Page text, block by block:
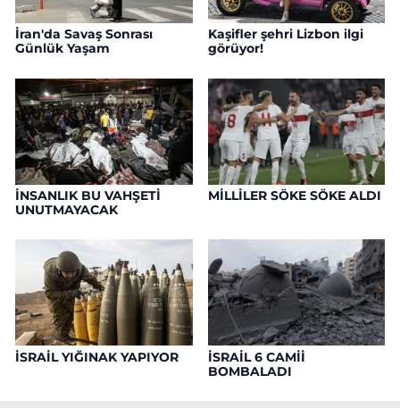
İran'da Savaş Sonrası
Günlük Yaşam
Kaşifler şehri Lizbon ilgi
görüyor!
İNSANLIK BU VAHŞETİ
UNUTMAYACAK
MİLLİLER SÖKE SÖKE ALDI
İSRAİL YIĞINAK YAPIYOR
İSRAİL 6 CAMİİ
BOMBALADI